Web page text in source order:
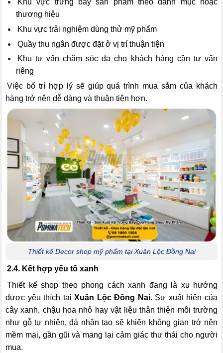
Khu vực trưng bày sản phẩm theo danh mục hoặc
thương hiệu
Khu vực trải nghiệm dùng thử mỹ phẩm
Quầy thu ngân được đặt ở vị trí thuận tiện
Khu tư vấn chăm sóc da cho khách hàng cần tư vấn
riêng
Việc bố trí hợp lý sẽ giúp quá trình mua sắm của khách
hàng trở nên dễ dàng và thuận tiện hơn.
Thiết kế Decor shop mỹ phẩm tại Xuân Lộc Đồng Nai
2.4. Kết hợp yếu tố xanh
Thiết kế shop theo phong cách xanh đang là xu hướng
được yêu thích tạiXuân Lộc Đồng Nai. Sự xuất hiện của
cây xanh, chậu hoa nhỏ hay vật liệu thân thiện môi trường
như gỗ tự nhiên, đá nhân tạo sẽ khiến không gian trở nên
mềm mại, gần gũi và mang lại cảm giác thư thái cho người
mua.